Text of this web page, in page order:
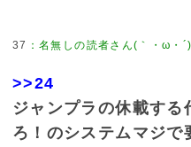
37 ：名無しの読者さん(｀・ω・´)
>>24
ジャンプラの休載する
ろ！のシステムマジで